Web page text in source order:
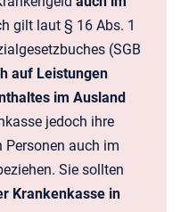
gilt laut § 16 Abs. 1
(SGB
auf Leistungen
im Ausland
jedoch ihre
auch im
Sie sollten
Krankenkasse in